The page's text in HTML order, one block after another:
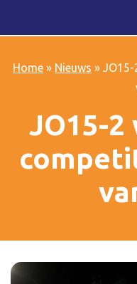
Home» Nieuws »
JO15-